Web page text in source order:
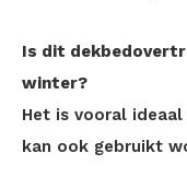
Is dit
winter?
Het is vooral
kan ook gebruikt